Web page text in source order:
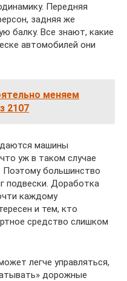
Передняя
задняя же
балку. Все знают, какие
автомобилей они
меняем
2107
машины
уж в таком случае
Поэтому большинство
подвески. Доработка
каждому
и тем, кто
средство слишком
легче управляться,
дорожные